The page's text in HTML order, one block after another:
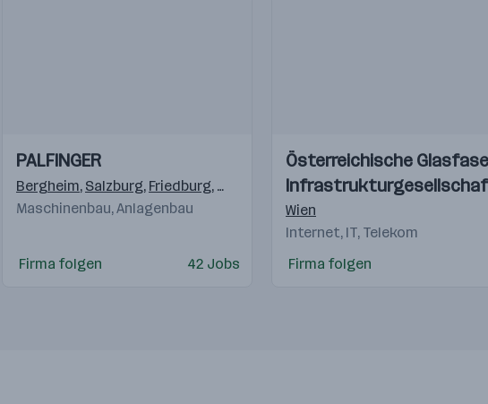
Wien
Videos
Einblicke
Einblicke
PALFINGER
Bergheim, Salzburg, Friedburg, Köstendorf,Elsbethen/Glasenbach,
Maschinenbau, Anlagenbau
Firma folgen 42 Jobs
Videos
Einblicke
Einblicke
Österreichische
Wien
Internet, IT, Telekom
Firma folgen